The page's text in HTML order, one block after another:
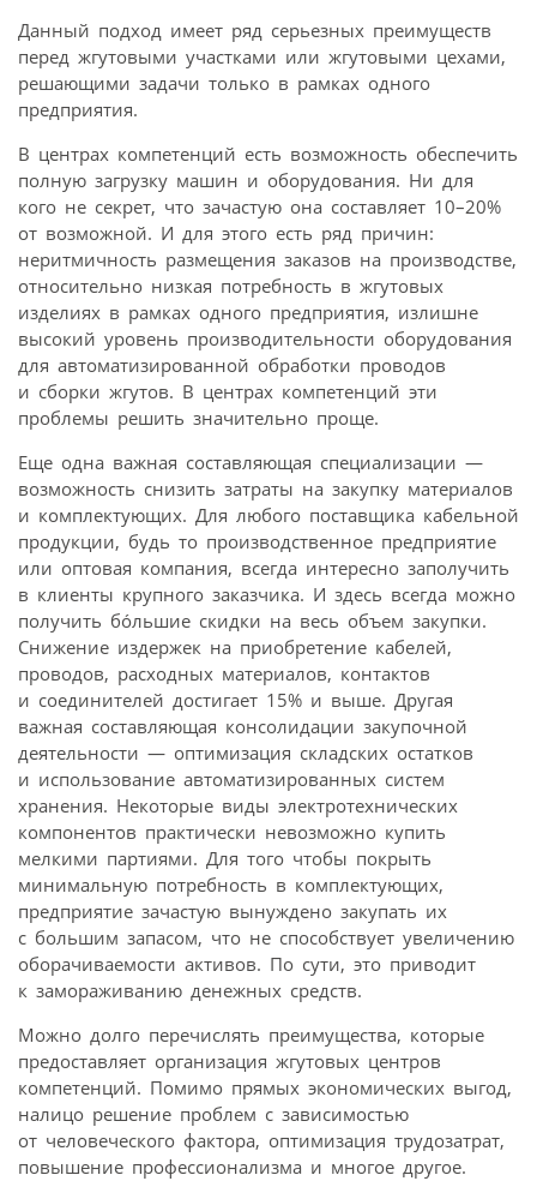
Данный подход имеет ряд серьезных преимуществ
перед жгутовыми участками или жгутовыми цехами,
решающими задачи только в рамках одного
предприятия.
В центрах компетенций есть возможность обеспечить
полную загрузку машин и оборудования. Ни для
кого не секрет, что зачастую она составляет 10–20%
от возможной. И для этого есть ряд причин:
неритмичность размещения заказов на производстве,
относительно низкая потребность в жгутовых
изделиях в рамках одного предприятия, излишне
высокий уровень производительности оборудования
для автоматизированной обработки проводов
и сборки жгутов. В центрах компетенций эти
проблемы решить значительно проще.
Еще одна важная составляющая специализации —
возможность снизить затраты на закупку материалов
и комплектующих. Для любого поставщика кабельной
продукции, будь то производственное предприятие
или оптовая компания, всегда интересно заполучить
в клиенты крупного заказчика. И здесь всегда можно
получить бóльшие скидки на весь объем закупки.
Снижение издержек на приобретение кабелей,
проводов, расходных материалов, контактов
и соединителей достигает 15% и выше. Другая
важная составляющая консолидации закупочной
деятельности — оптимизация складских остатков
и использование автоматизированных систем
хранения. Некоторые виды электротехнических
компонентов практически невозможно купить
мелкими партиями. Для того чтобы покрыть
минимальную потребность в комплектующих,
предприятие зачастую вынуждено закупать их
с большим запасом, что не способствует увеличению
оборачиваемости активов. По сути, это приводит
к замораживанию денежных средств.
Можно долго перечислять преимущества, которые
предоставляет организация жгутовых центров
компетенций. Помимо прямых экономических выгод,
налицо решение проблем с зависимостью
от человеческого фактора, оптимизация трудозатрат,
повышение профессионализма и многое другое.